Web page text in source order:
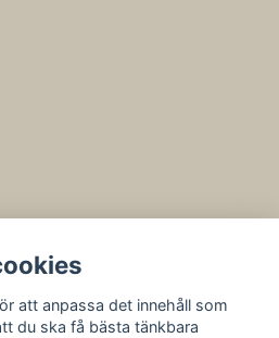
att anpassa det innehåll som
du ska få bästa tänkbara